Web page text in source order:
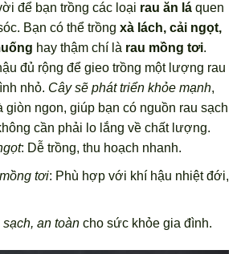
để bạn trồng các loại rau ăn lá quen
Bạn có thể trồng xà lách, cải ngọt,
hay thậm chí là rau mồng tơi.
đủ rộng để gieo trồng một lượng rau
nhỏ. Cây sẽ phát triển khỏe mạnh,
ngon, giúp bạn có nguồn rau sạch
cần phải lo lắng về chất lượng.
: Dễ trồng, thu hoạch nhanh.
tơi: Phù hợp với khí hậu nhiệt đới,
sạch, an toàncho sức khỏe gia đình.